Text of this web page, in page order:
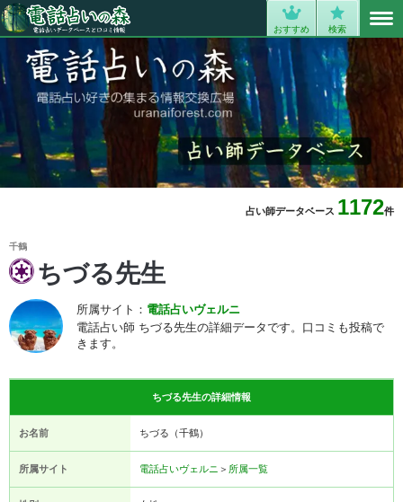
おすすめ 検索
占い師データベース 1172件
千鶴
ちづる先生
所属サイト： 電話占いヴェルニ
電話占い師 ちづる先生の詳細データです。口コミも投稿で
きます。
ちづる先生の詳細情報
お名前 ちづる（千鶴）
所属サイト 電話占いヴェルニ ＞ 所属一覧